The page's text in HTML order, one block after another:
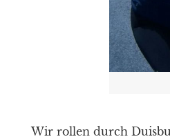
Wir rollen durch